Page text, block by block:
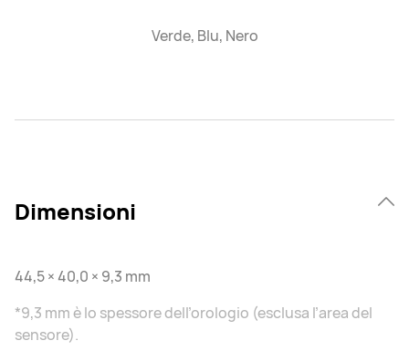
Verde, Blu, Nero
Dimensioni
44,5 × 40,0 × 9,3 mm
*9,3 mm è lo spessore dell’orologio (esclusa l’area del
sensore).